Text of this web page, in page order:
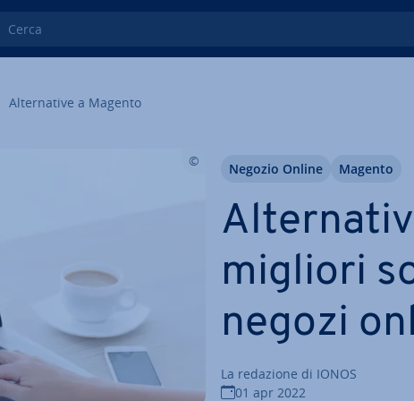
Cerca
Al­ter­na­ti­ve a Magento
migliori
negozi
La redazione di IONOS
01 apr 2022
Negozio Online Magento